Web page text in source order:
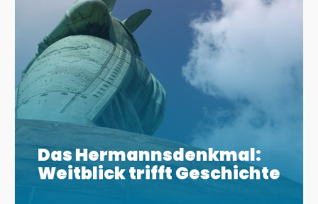
Das Hermannsdenkmal:
Weitblick trifft Geschichte